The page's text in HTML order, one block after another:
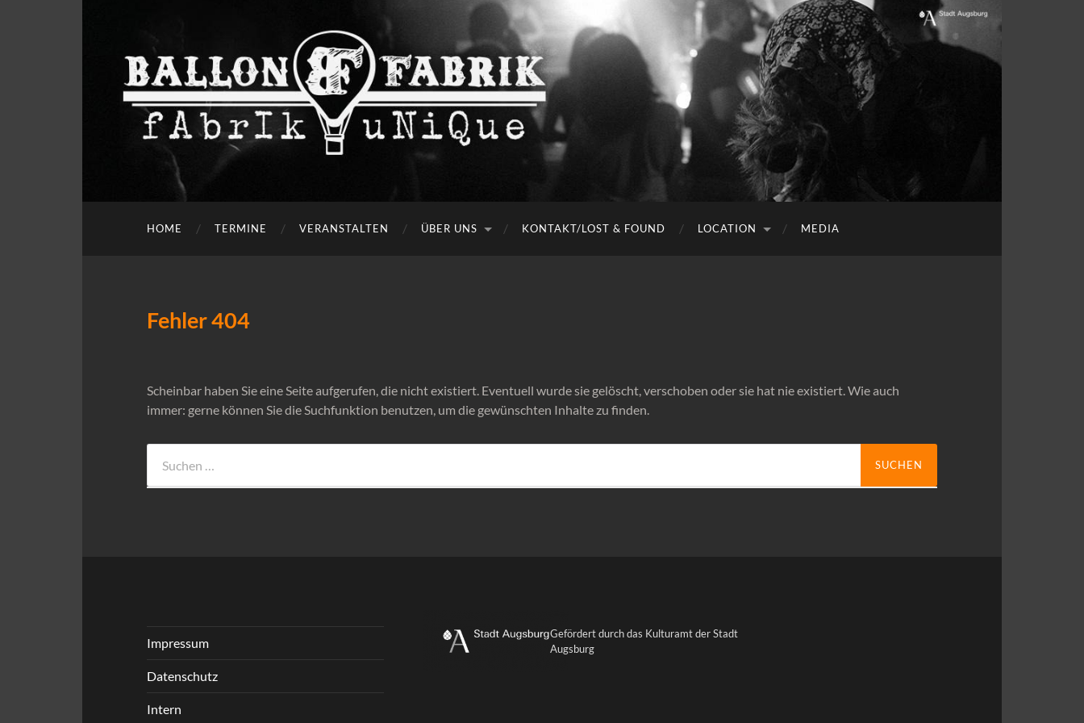
HOME TERMINE VERANSTALTEN ÜBER UNS KONTAKT/LOST & FOUND LOCATION MEDIA
Fehler 404
Scheinbar haben Sie eine Seite aufgerufen, die nicht existiert. Eventuell wurde sie gelöscht, verschoben oder sie hat nie existiert. Wie auch
immer: gerne können Sie die Suchfunktion benutzen, um die gewünschten Inhalte zu finden.
Suchen
nach:
Impressum
Datenschutz
Intern
Gefördert durch das Kulturamt der Stadt
Augsburg